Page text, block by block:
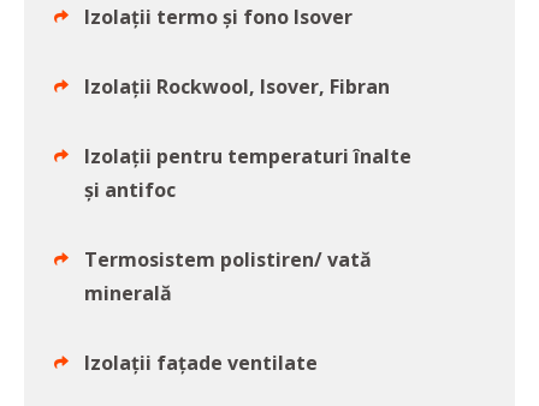
Izolații termo și fono Isover
Izolații Rockwool, Isover, Fibran
Izolații pentru temperaturi înalte
și antifoc
Termosistem polistiren/ vată
minerală
Izolații fațade ventilate